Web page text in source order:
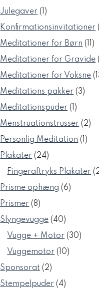
Julegaver
1
vare
Konfirmationsinvitationer
Meditationer for Børn
11
Meditationer for Gravide
Meditationer for Voksne
Meditations pakker 33
Meditationspuder
1
vare
Menstruationstrusser 22
Personlig Meditation
1
Plakater 2424
varer
Fingeraftryks Plakater
Prisme ophæng 66
Prismer 88
varer
Slyngevugge 4040
varer
Vugge + Motor 3030
Vuggemotor 1010
Sponsorat 22
varer
Stempelpuder 44